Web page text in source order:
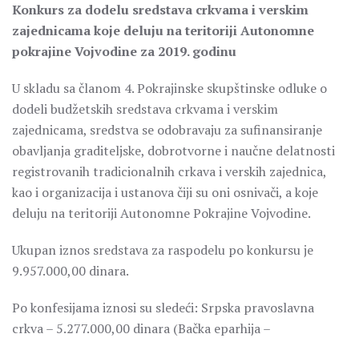
Konkurs za dodelu sredstava crkvama i verskim
zajednicama koje deluju na teritoriji Autonomne
pokrajine Vojvodine za 2019. godinu
U skladu sa članom 4. Pokrajinske skupštinske odluke o
dodeli budžetskih sredstava crkvama i verskim
zajednicama, sredstva se odobravaju za sufinansiranje
obavljanja graditeljske, dobrotvorne i naučne delatnosti
registrovanih tradicionalnih crkava i verskih zajednica,
kao i organizacija i ustanova čiji su oni osnivači, a koje
deluju na teritoriji Autonomne Pokrajine Vojvodine.
Ukupan iznos sredstava za raspodelu po konkursu je
9.957.000,00 dinara.
Po konfesijama iznosi su sledeći: Srpska pravoslavna
crkva – 5.277.000,00 dinara (Bačka eparhija –